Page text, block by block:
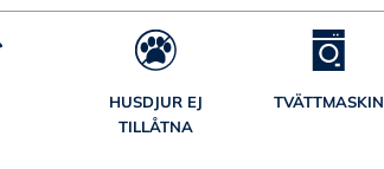
HUSDJUR EJ
TILLÅTNA
TVÄTTMASKIN